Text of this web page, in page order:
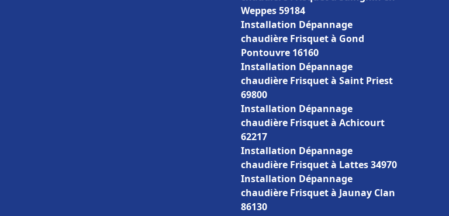
Weppes 59184
Installation Dépannage
chaudière Frisquet à Gond
Pontouvre 16160
Installation Dépannage
chaudière Frisquet à Saint Priest
69800
Installation Dépannage
chaudière Frisquet à Achicourt
62217
Installation Dépannage
chaudière Frisquet à Lattes 34970
Installation Dépannage
chaudière Frisquet à Jaunay Clan
86130